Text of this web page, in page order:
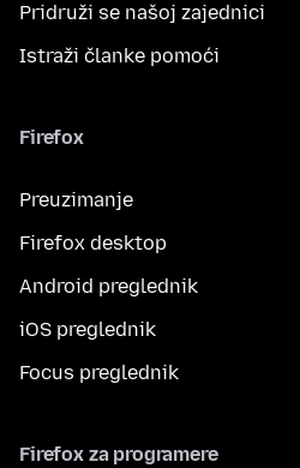
Pridruži se našoj zajednici
Istraži članke pomoći
Firefox
Preuzimanje
Firefox desktop
Android preglednik
iOS preglednik
Focus preglednik
Firefox za programere